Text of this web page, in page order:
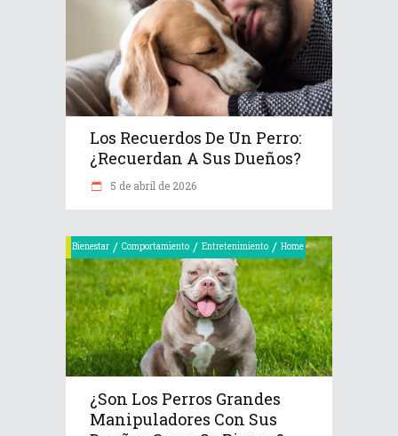
Los Recuerdos De Un Perro:
¿recuerdan A Sus Dueños?
5 de abril de 2026
Bienestar / Comportamiento / Entretenimiento / Home
¿Son Los Perros Grandes
Manipuladores Con Sus